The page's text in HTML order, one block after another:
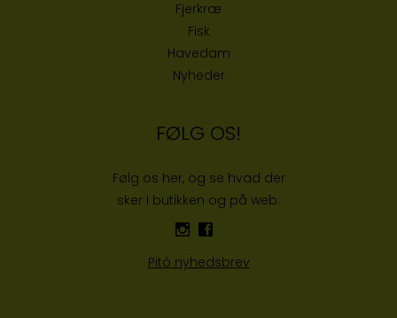
Fjerkræ
Fisk
Havedam
Nyheder
FØLG OS!
Følg os her, og se hvad der
sker i butikken og på web:
Pitó nyhedsbrev